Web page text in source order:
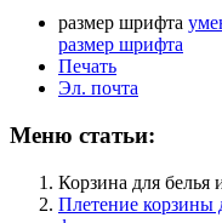
размер шрифта
размер шрифта
Печать
Эл. почта
Меню статьи:
Корзина для белья
Плетение корзины